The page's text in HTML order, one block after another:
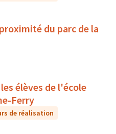
du parc de la
élèves de l'école
Ferry
de réalisation